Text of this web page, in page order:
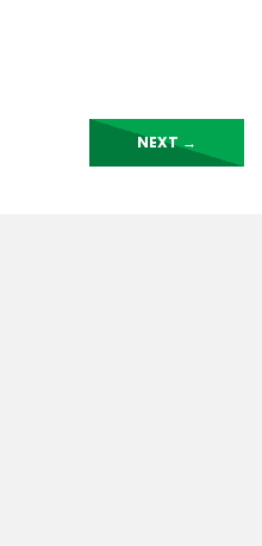
NEXT →